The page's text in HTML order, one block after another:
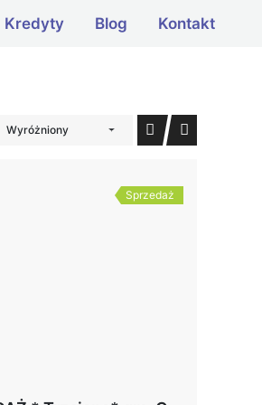
Kredyty Blog Kontakt
Wyróżniony
Sprzedaż